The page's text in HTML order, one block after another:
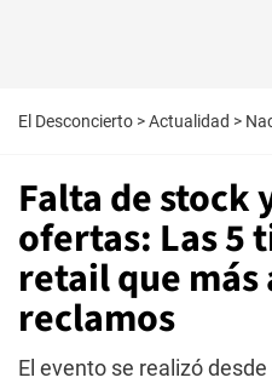
El Desconcierto >Actualidad >
Falta de stock
ofertas: Las 5
retail que
reclamos
El evento se realizó